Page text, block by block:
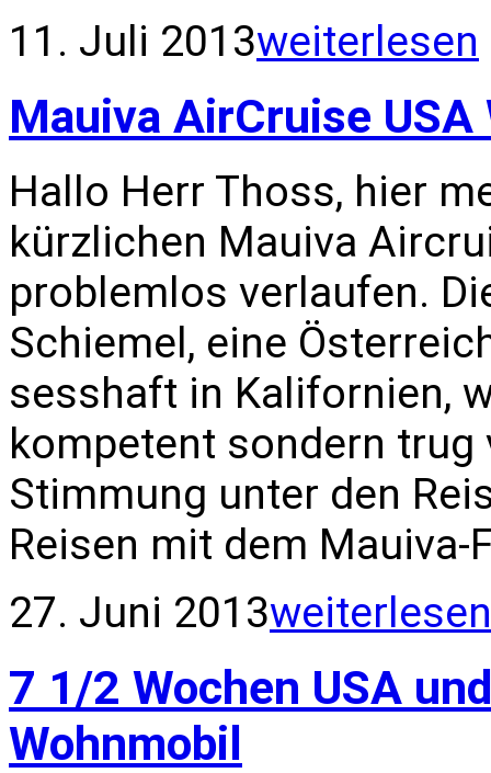
11. Juli 2013weiterlesen
Mauiva AirCruise USA
Hallo Herr Thoss, hier
kürzlichen Mauiva
problemlos verlaufen.
Schiemel, eine
sesshaft in Kalifornien,
kompetent sondern trug
Stimmung unter den
Reisen mit dem
27. Juni 2013weiterlesen
7 1/2 Wochen USA
Wohnmobil